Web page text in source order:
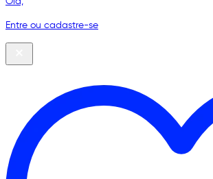
Entre ou cadastre-se